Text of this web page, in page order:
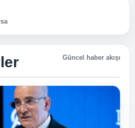
Güncel haber akışı